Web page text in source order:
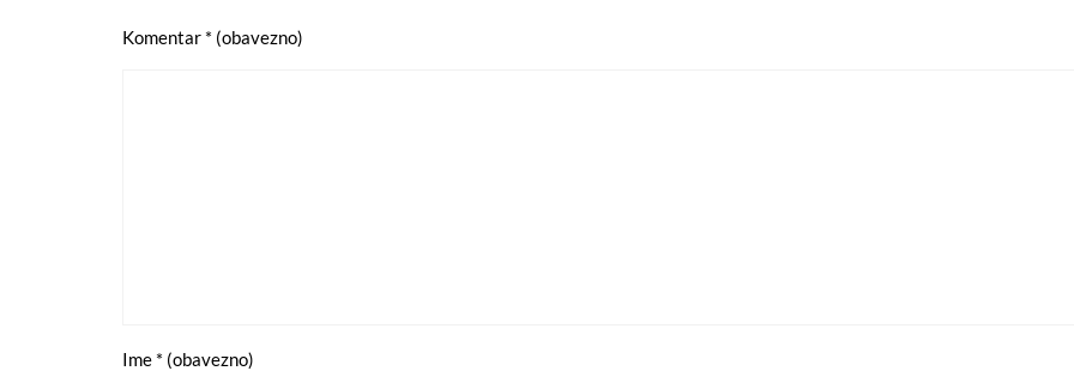
Komentar * (obavezno)
Ime * (obavezno)